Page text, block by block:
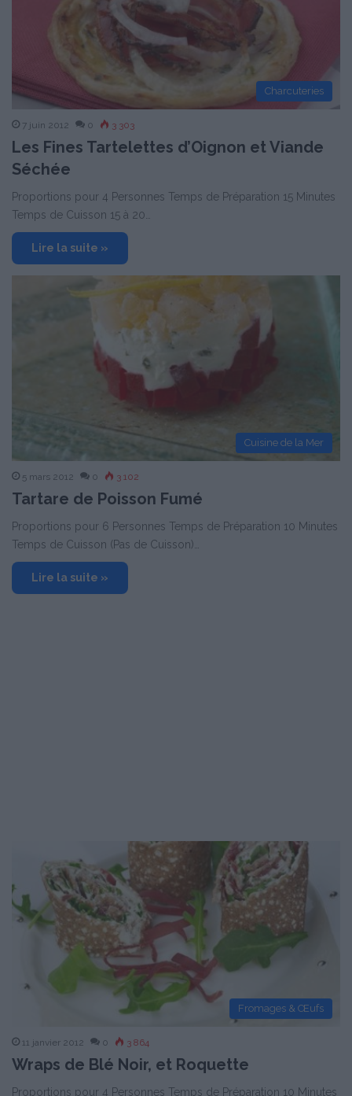
Charcuteries
7 juin 2012 0 3 303
Les Fines Tartelettes d’Oignon et Viande
Séchée
Proportions pour 4 Personnes Temps de Préparation 15 Minutes
Temps de Cuisson 15 à 20…
Lire la suite »
Cuisine de la Mer
5 mars 2012 0 3 102
Tartare de Poisson Fumé
Proportions pour 6 Personnes Temps de Préparation 10 Minutes
Temps de Cuisson (Pas de Cuisson)…
Lire la suite »
Fromages & Œufs
11 janvier 2012 0 3 864
Wraps de Blé Noir, et Roquette
Proportions pour 4 Personnes Temps de Préparation 10 Minutes